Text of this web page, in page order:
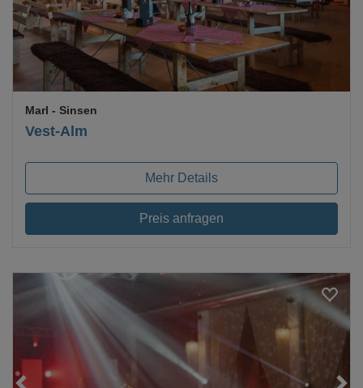
Vest-Alm
Marl - Sinsen
Mehr Details
Preis anfragen
Loading...